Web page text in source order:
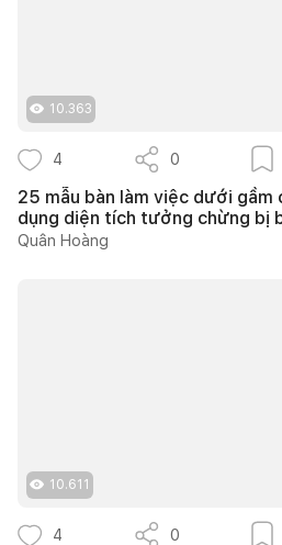
10.363
4 0
25 mẫu bàn làm việc dưới gầm
dụng diện tích tưởng chừng bị
Quân Hoàng
10.611
4 0